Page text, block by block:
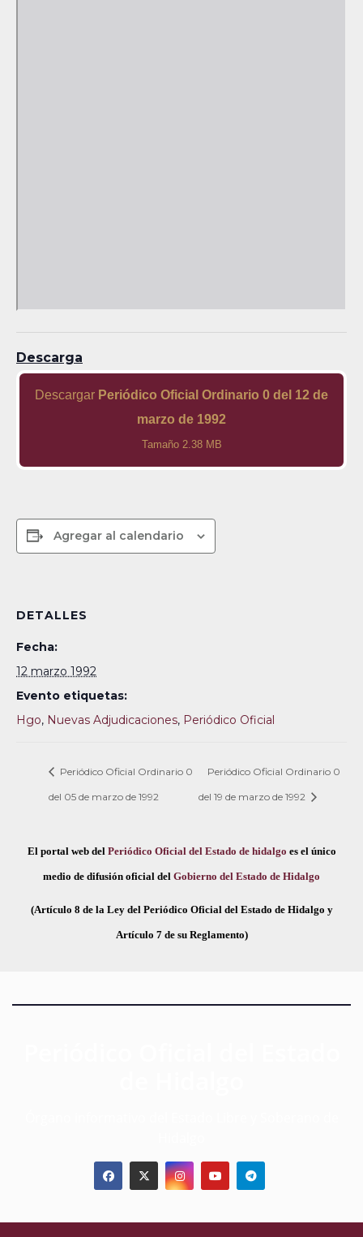
Descarga
Descargar Periódico Oficial Ordinario 0 del 12 de
marzo de 1992
Tamaño 2.38 MB
Agregar al calendario
DETALLES
Fecha:
12 marzo 1992
Evento etiquetas:
Hgo, Nuevas Adjudicaciones, Periódico Oficial
Periódico Oficial Ordinario 0
del 05 de marzo de 1992
Periódico Oficial Ordinario 0
del 19 de marzo de 1992
El portal web del Periódico Oficial del Estado de hidalgo es el único
medio de difusión oficial del Gobierno del Estado de Hidalgo
(Artículo 8 de la Ley del Periódico Oficial del Estado de Hidalgo y
Artículo 7 de su Reglamento)